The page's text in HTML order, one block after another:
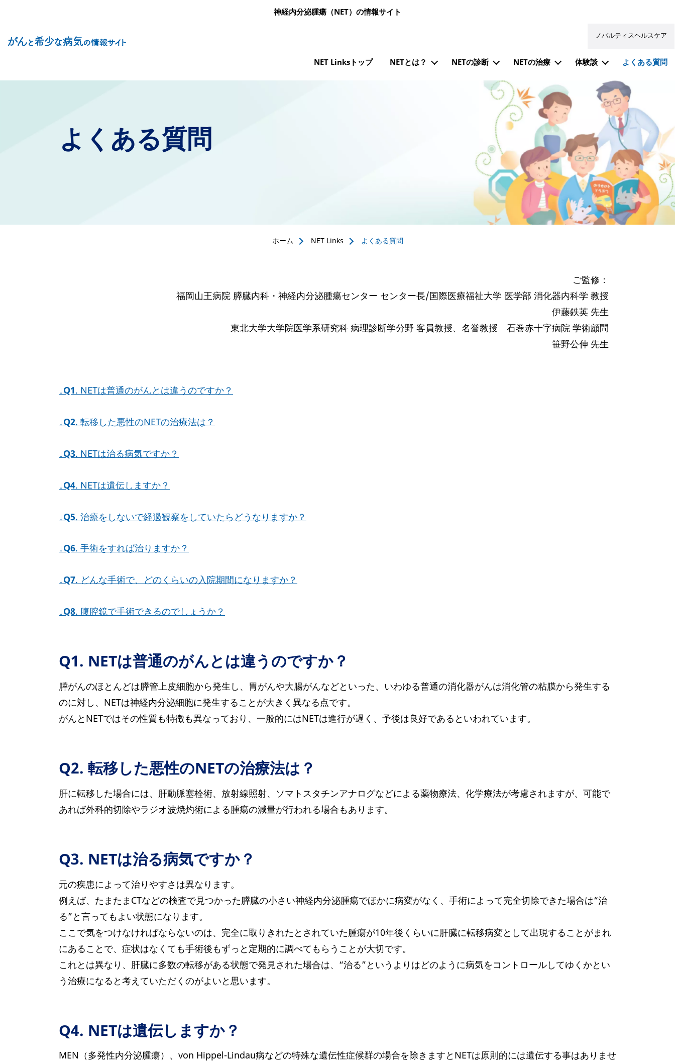
メインコンテンツに移動
神経内分泌腫瘍（NET）の情報サイト
Site Logo
ノバルティスヘルスケア
NET Linksトップ NETとは？ NETの診断 NETの治療 体験談 よくある質問
よくある質問
ホーム NET Links よくある質問
ご監修：
福岡山王病院 膵臓内科・神経内分泌腫瘍センター センター長/国際医療福祉大学 医学部 消化器内科学 教授
伊藤鉄英 先生
東北大学大学院医学系研究科 病理診断学分野 客員教授、名誉教授 石巻赤十字病院 学術顧問
笹野公伸 先生
↓Q1. NETは普通のがんとは違うのですか？
↓Q2. 転移した悪性のNETの治療法は？
↓Q3. NETは治る病気ですか？
↓Q4. NETは遺伝しますか？
↓Q5. 治療をしないで経過観察をしていたらどうなりますか？
↓Q6. 手術をすれば治りますか？
↓Q7. どんな手術で、どのくらいの入院期間になりますか？
↓Q8. 腹腔鏡で手術できるのでしょうか？
Q1. NETは普通のがんとは違うのですか？
膵がんのほとんどは膵管上皮細胞から発生し、胃がんや大腸がんなどといった、いわゆる普通の消化器がんは消化管の粘膜から発生する
のに対し、NETは神経内分泌細胞に発生することが大きく異なる点です。
がんとNETではその性質も特徴も異なっており、一般的にはNETは進行が遅く、予後は良好であるといわれています。
Q2. 転移した悪性のNETの治療法は？
肝に転移した場合には、肝動脈塞栓術、放射線照射、ソマトスタチンアナログなどによる薬物療法、化学療法が考慮されますが、可能で
あれば外科的切除やラジオ波焼灼術による腫瘍の減量が行われる場合もあります。
Q3. NETは治る病気ですか？
元の疾患によって治りやすさは異なります。
例えば、たまたまCTなどの検査で見つかった膵臓の小さい神経内分泌腫瘍でほかに病変がなく、手術によって完全切除できた場合は“治
る”と言ってもよい状態になります。
ここで気をつけなければならないのは、完全に取りきれたとされていた腫瘍が10年後くらいに肝臓に転移病変として出現することがまれ
にあることで、症状はなくても手術後もずっと定期的に調べてもらうことが大切です。
これとは異なり、肝臓に多数の転移がある状態で発見された場合は、“治る”というよりはどのように病気をコントロールしてゆくかとい
う治療になると考えていただくのがよいと思います。
Q4. NETは遺伝しますか？
MEN（多発性内分泌腫瘍）、von Hippel-Lindau病などの特殊な遺伝性症候群の場合を除きますとNETは原則的には遺伝する事はありませ